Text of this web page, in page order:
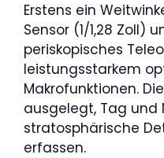
Erstens ein
Sensor (1/1,28 Zoll)
periskopisches
leistungsstarkem
Makrofunktionen.
ausgelegt, Tag und
stratosphärische
erfassen.